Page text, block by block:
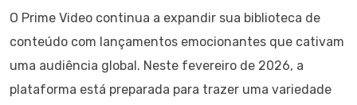
O Prime Video continua a expandir sua biblioteca de
conteúdo com lançamentos emocionantes que cativam
uma audiência global. Neste fevereiro de 2026, a
plataforma está preparada para trazer uma variedade